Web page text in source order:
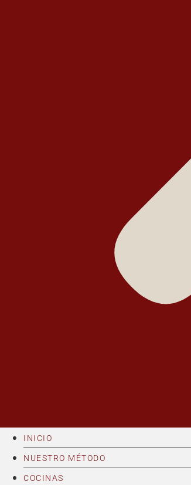
INICIO
NUESTRO MÉTODO
COCINAS